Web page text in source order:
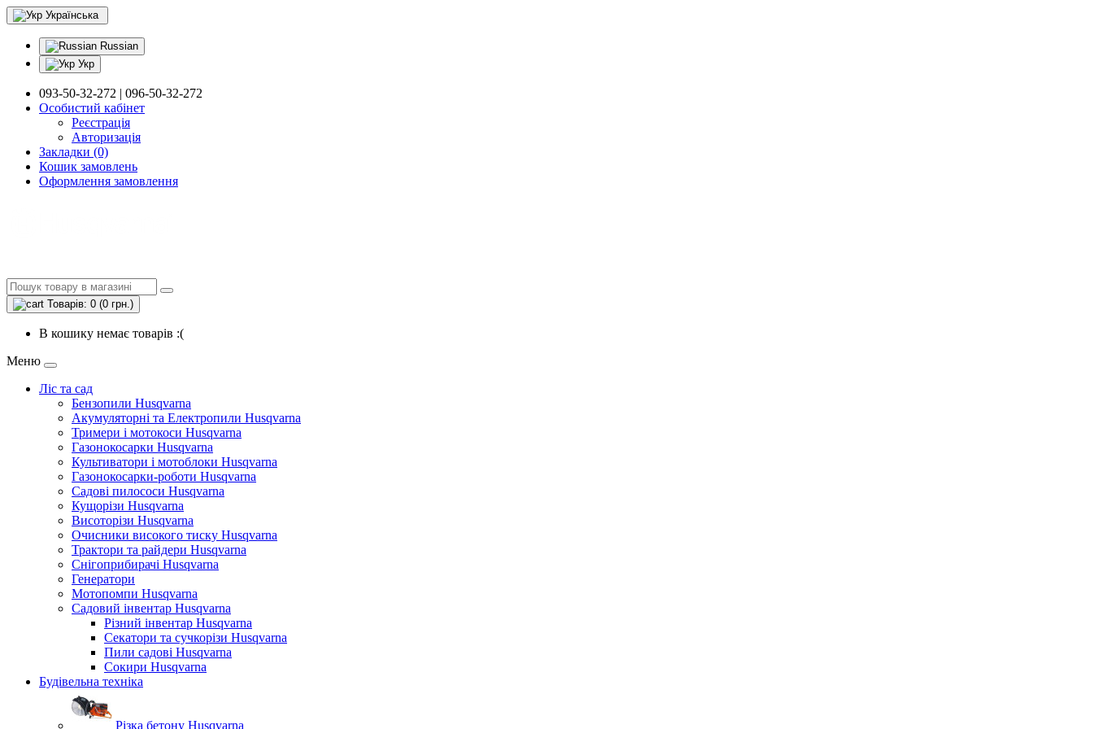
Українська
Russian
Укр
093-50-32-272 | 096-50-32-272
Особистий кабінет
Реєстрація
Авторизація
Закладки (0)
Кошик замовлень
Оформлення замовлення
Товарів: 0 (0 грн.)
В кошику немає товарів :(
Меню
Ліс та сад
Бензопили Husqvarna
Акумуляторні та Електропили Husqvarna
Тримери і мотокоси Husqvarna
Газонокосарки Husqvarna
Культиватори і мотоблоки Husqvarna
Газонокосарки-роботи Husqvarna
Садові пилососи Husqvarna
Кущорізи Husqvarna
Висоторізи Husqvarna
Очисники високого тиску Husqvarna
Трактори та райдери Husqvarna
Снігоприбирачі Husqvarna
Генератори
Мотопомпи Husqvarna
Садовий інвентар Husqvarna
Різний інвентар Husqvarna
Секатори та сучкорізи Husqvarna
Пили садові Husqvarna
Сокири Husqvarna
Будівельна техніка
Різка бетону Husqvarna